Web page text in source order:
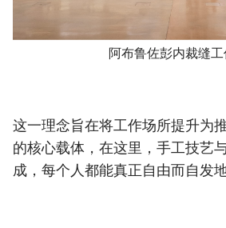
阿布鲁佐彭内裁缝工
这一理念旨在将工作场所提升为
的核心载体，在这里，手工技艺
成，每个人都能真正自由而自发